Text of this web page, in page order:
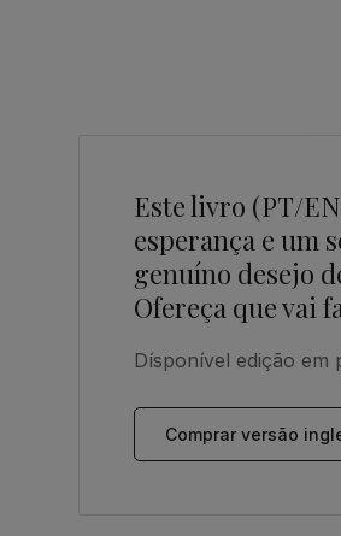
Este livro (PT/
esperança e um
genuíno desejo
Ofereça que vai
Dísponível edição em
Comprar versão